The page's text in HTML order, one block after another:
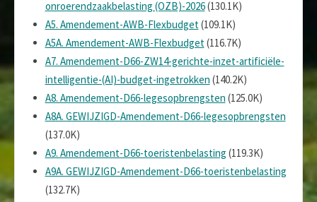
onroerendzaakbelasting (OZB)-2026(130.1K)
A5. Amendement-AWB-Flexbudget (109.1K)
A5A. Amendement-AWB-Flexbudget (116.7K)
A7. Amendement-D66-ZW14-gerichte-inzet-artificiële-
intelligentie-(AI)-budget-ingetrokken (140.2K)
A8. Amendement-D66-legesopbrengsten (125.0K)
A8A. GEWIJZIGD-Amendement-D66-legesopbrengsten
(137.0K)
A9. Amendement-D66-toeristenbelasting (119.3K)
A9A. GEWIJZIGD-Amendement-D66-toeristenbelasting
(132.7K)